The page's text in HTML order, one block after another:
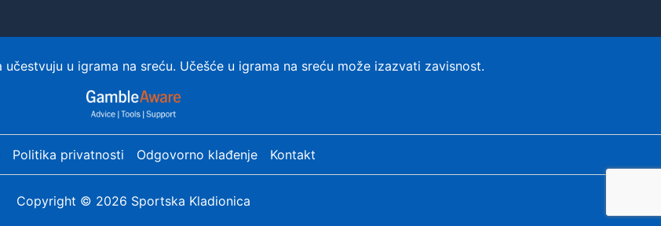
u igrama na sreću. Učešće u igrama na sreću može izazvati zavisnost.
Politika privatnosti Odgovorno klađenje Kontakt
Copyright © 2026 Sportska Kladionica